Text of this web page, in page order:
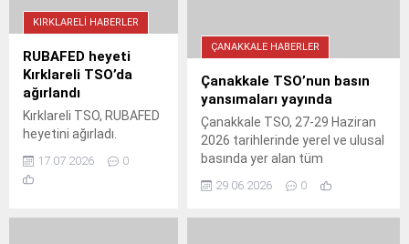
KIRKLARELI HABERLER
RUBAFED heyeti
Kırklareli TSO’da
ağırlandı
Kırklareli TSO, RUBAFED
heyetini ağırladı.
kalkınma ve ticari iş
birliği öne çıktı. İsmail
17.07.2026 0
ÇANAKKALE HABERLER
Çanakkale TSO’nun basın
yansımaları yayında
Çanakkale TSO, 27-29 Haziran
2026 tarihlerinde yerel ve ulusal
basında yer alan tüm
topladı. Oda, basın yansıma
29.06.2026 0